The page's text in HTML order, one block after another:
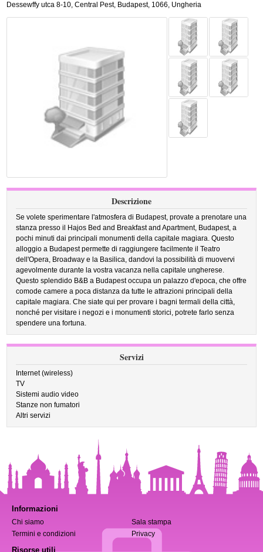
Dessewffy utca 8-10,Central Pest, Budapest, 1066, Ungheria
Descrizione
Se volete sperimentare l'atmosfera di Budapest, provate a prenotare una
stanza presso il Hajos Bed and Breakfast and Apartment, Budapest, a
pochi minuti dai principali monumenti della capitale magiara. Questo
alloggio a Budapest permette di raggiungere facilmente il Teatro
dell'Opera, Broadway e la Basilica, dandovi la possibilità di muovervi
agevolmente durante la vostra vacanza nella capitale ungherese.
Questo splendido B&B a Budapest occupa un palazzo d'epoca, che offre
comode camere a poca distanza da tutte le attrazioni principali della
capitale magiara. Che siate qui per provare i bagni termali della città,
nonché per visitare i negozi e i monumenti storici, potrete farlo senza
spendere una fortuna.
Servizi
Internet (wireless)
TV
Sistemi audio video
Stanze non fumatori
Altri servizi
Informazioni
Chi siamo
Sala stampa
Termini e condizioni
Privacy
Risorse utili